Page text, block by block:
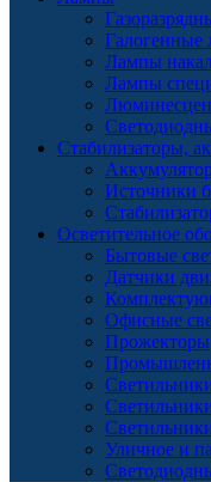
Галогенные
Лампы
Лампы
Стабилизаторы,
Источники
Осветительное
Бытовые
Датчики
Офисные
Прожекторы
Уличное и